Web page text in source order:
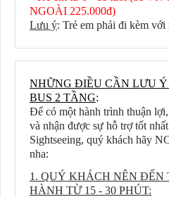
NGOÀI 225.000đ)
Lưu ý: Trẻ em phải đi kèm
NHỮNG ĐIỀU CẦN LƯU
BUS 2 TẦNG:
Để có một hành trình thuận
và nhận được sự hỗ trợ tốt
Sightseeing, quý khách hãy
nha:
1. QUÝ KHÁCH NÊN ĐẾN
HÀNH TỪ 15 - 30 PHÚT: